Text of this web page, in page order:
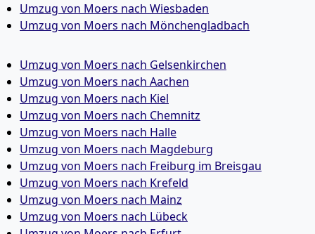
Umzug von Moers nach Wiesbaden
Umzug von Moers nach Mönchen­gladbach
Umzug von Moers nach Gelsenkirchen
Umzug von Moers nach Aachen
Umzug von Moers nach Kiel
Umzug von Moers nach Chemnitz
Umzug von Moers nach Halle
Umzug von Moers nach Magdeburg
Umzug von Moers nach Freiburg im Breisgau
Umzug von Moers nach Krefeld
Umzug von Moers nach Mainz
Umzug von Moers nach Lübeck